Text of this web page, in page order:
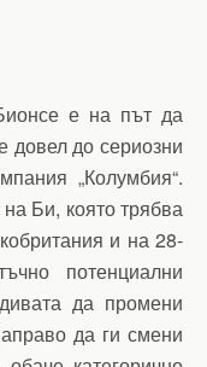
е на път да
довел до сериозни
„Колумбия“.
Би, която трябва
и на 28-
потенциални
да промени
да ги смени